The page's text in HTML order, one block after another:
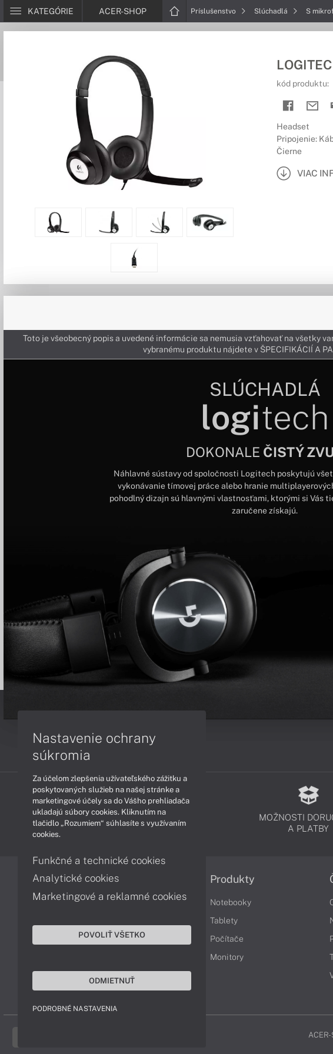
KATEGÓRIE ACER-SHOP Príslušenstvo Slúchadlá S
kód produktu:
Headset
Pripojenie:
Čierne
VIAC
Toto je všeobecný popis a uvedené informácie sa nemusia vzťahovať na všetky
vybranému produktu nájdete v ŠPECIFIKÁCIÍ A
SLÚCHADLÁ
logitech
DOKONALE ČISTÝ
Náhlavné sústavy od spoločnosti Logitech poskytujú
vykonávanie tímovej práce alebo hranie
pohodlný dizajn sú hlavnými vlastnosťami, ktorými si Vás
zaručene získajú.
PODPORA A SERVIS
MOŽNOSTI
A PLATBY
Informácie
Obchodné podmienky
Ochrana osobných údajov
Vyhlásenie o prístupnosti
Cookies
Produkty
Notebooky
Tablety
Počítače
Monitory
Nastavenie ochrany
súkromia
Za účelom zlepšenia užívateľského zážitku a
poskytovaných služieb na našej stránke a
marketingové účely sa do Vášho prehliadača
ukladajú súbory cookies. Kliknutím na
tlačidlo „Rozumiem“ súhlasíte s využívaním
cookies.
Funkčné a technické cookies
Analytické cookies
Marketingové a reklamné cookies
POVOLIŤ VŠETKO
ODMIETNUŤ
PODROBNÉ NASTAVENIA